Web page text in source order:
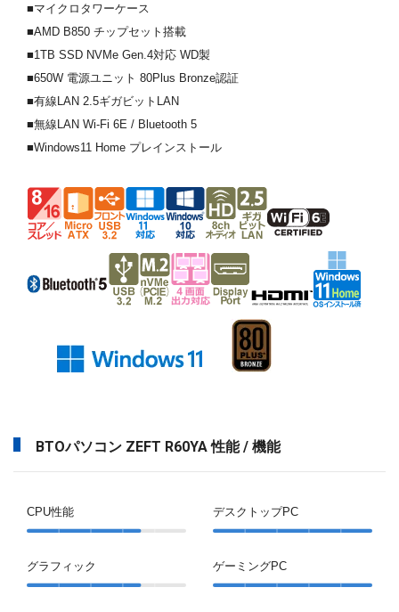
■マイクロタワーケース
■AMD B850 チップセット搭載
■1TB SSD NVMe Gen.4対応 WD製
■650W 電源ユニット 80Plus Bronze認証
■有線LAN 2.5ギガビットLAN
■無線LAN Wi-Fi 6E / Bluetooth 5
■Windows11 Home プレインストール
BTOパソコン ZEFT R60YA 性能 / 機能
CPU性能
グラフィック
デスクトップPC
ゲーミングPC